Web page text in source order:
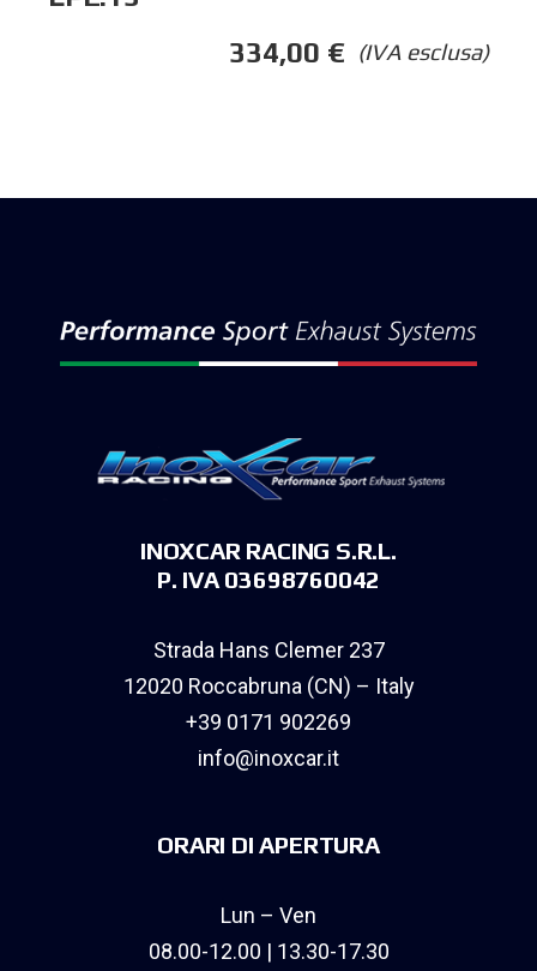
(IVA esclusa)
334,00 €
INOXCAR RACING S.R.L.
P. IVA 03698760042
Strada Hans Clemer 237
12020 Roccabruna (CN) – Italy
+39 0171 902269
info@inoxcar.it
ORARI DI APERTURA
Lun – Ven
08.00-12.00 | 13.30-17.30